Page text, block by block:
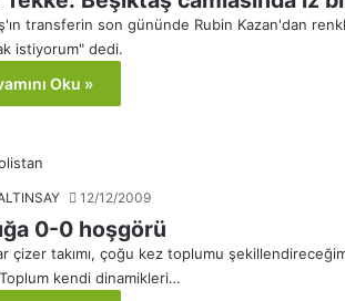
transferin son gününde Rubin Kazan'dan
istiyorum" dedi.
Oku »
12/12/2009
0-0 hoşgörü
çizer takımı, çoğu kez toplumu
kendi dinamikleri…